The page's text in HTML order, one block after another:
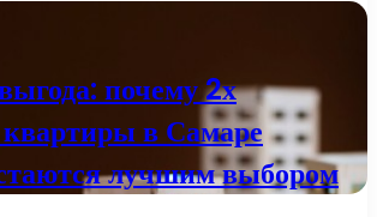
почему 2х
в Самаре
лучшим выбором